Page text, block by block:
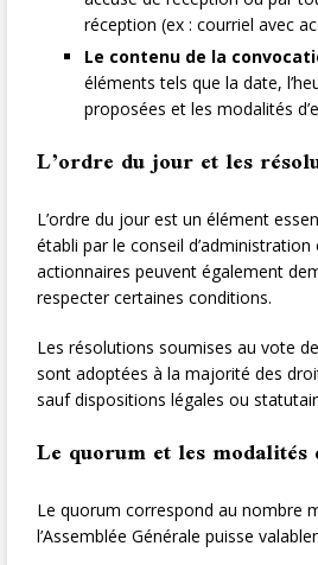
réception (ex : courriel avec
Le contenu de la
éléments tels que la date,
proposées et les modalités
L’ordre du jour et les
L’ordre du jour est un élément
établi par le conseil
actionnaires peuvent également
respecter certaines conditions.
Les résolutions soumises au vote
sont adoptées à la majorité des
sauf dispositions légales ou
Le quorum et les modalités
Le quorum correspond au nombre
l’Assemblée Générale puisse